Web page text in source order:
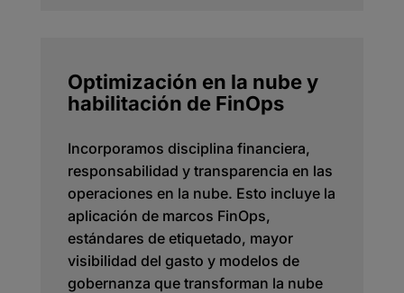
Optimización en la nube y
habilitación de FinOps
Incorporamos disciplina financiera,
responsabilidad y transparencia en las
operaciones en la nube. Esto incluye la
aplicación de marcos FinOps,
estándares de etiquetado, mayor
visibilidad del gasto y modelos de
gobernanza que transforman la nube